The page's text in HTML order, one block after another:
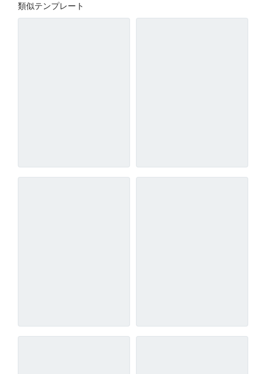
類似テンプレート